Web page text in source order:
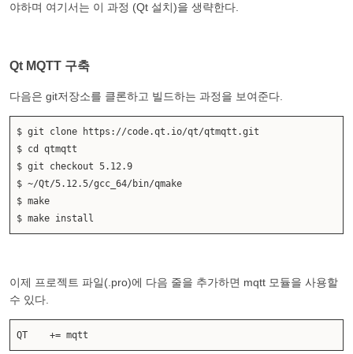
야하며 여기서는 이 과정 (Qt 설치)을 생략한다.
Qt MQTT 구축
다음은 git저장소를 클론하고 빌드하는 과정을 보여준다.
$ git clone
https://code.qt.io/qt/qtmqtt.git
$ cd qtmqtt
$ git checkout 5.12.9
$ ~/Qt/5.12.5/gcc_64/bin/qmake
$ make
$ make install
이제 프로젝트 파일(.pro)에 다음 줄을 추가하면 mqtt 모듈을 사용할
수 있다.
QT += mqtt